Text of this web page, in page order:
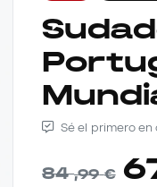
Sudadera Puma
Sé el primero en
84,99 €